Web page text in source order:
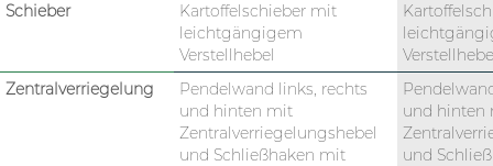
Schieber
Kartoffelschieber mit
leichtgängigem
Verstellhebel
Zentralverriegelung
Pendelwand links, rechts
und hinten mit
Zentralverriegelungshebel
und Schließhaken mit
und hinten
und